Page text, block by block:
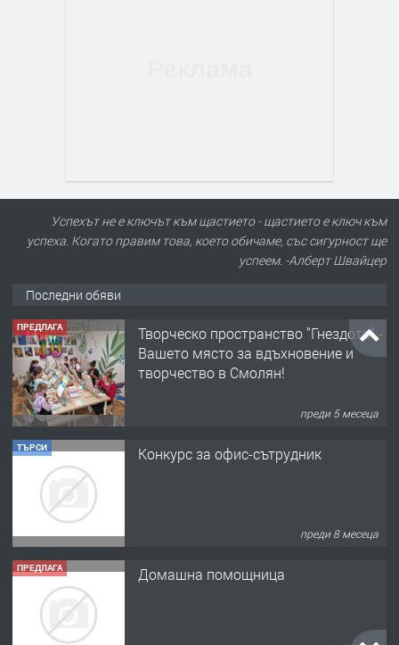
Успехът не е ключът към щастието - щастието е ключ към
успеха. Когато правим това, което обичаме, със сигурност ще
успеем. -Алберт Швайцер
Последни обяви
ПРЕДЛАГА
Творческо пространство "Гнездото" -
Вашето място за вдъхновение и
творчество в Смолян!
преди 5 месеца
ТЪРСИ Конкурс за офис-сътрудник
преди 8 месеца
ПРЕДЛАГА Домашна помощница